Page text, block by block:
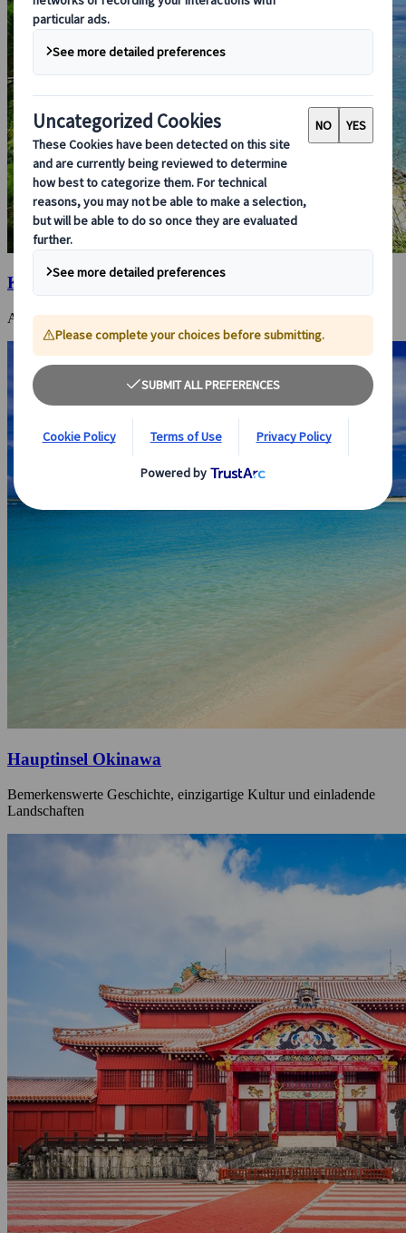
Kerama-Inseln
Abschalten und entspannen im Paradies im Westen Okinawas
Hauptinsel Okinawa
Bemerkenswerte Geschichte, einzigartige Kultur und einladende
Landschaften